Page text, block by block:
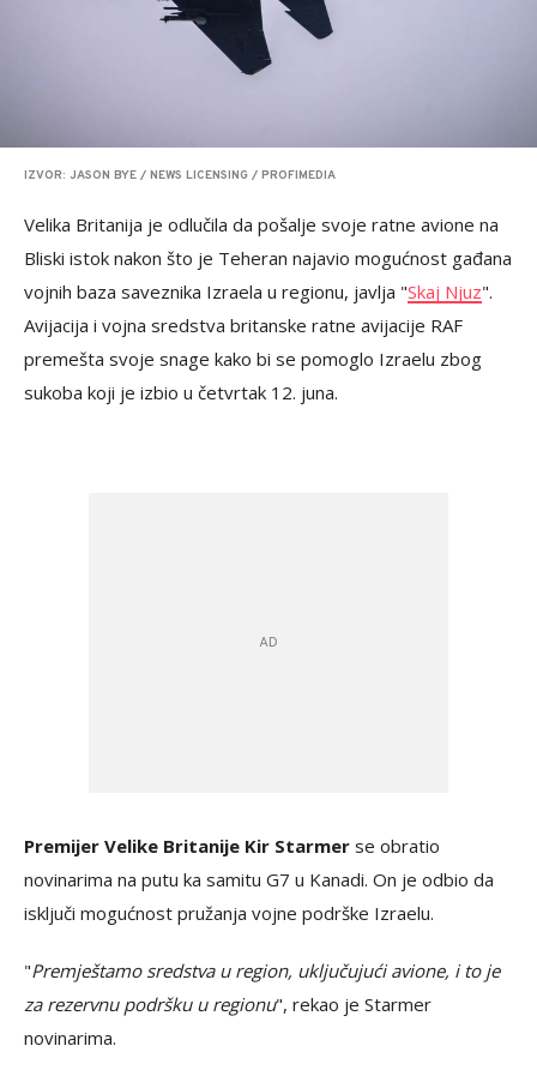
IZVOR: JASON BYE / NEWS LICENSING / PROFIMEDIA
Velika Britanija je odlučila da pošalje svoje ratne avione na
Bliski istok nakon što je Teheran najavio mogućnost gađana
vojnih baza saveznika Izraela u regionu, javlja "Skaj Njuz".
Avijacija i vojna sredstva britanske ratne avijacije RAF
premešta svoje snage kako bi se pomoglo Izraelu zbog
sukoba koji je izbio u četvrtak 12. juna.
Premijer Velike Britanije Kir Starmer se obratio
novinarima na putu ka samitu G7 u Kanadi. On je odbio da
isključi mogućnost pružanja vojne podrške Izraelu.
"Premještamo sredstva u region, uključujući avione, i to je
za rezervnu podršku u regionu", rekao je Starmer
novinarima.